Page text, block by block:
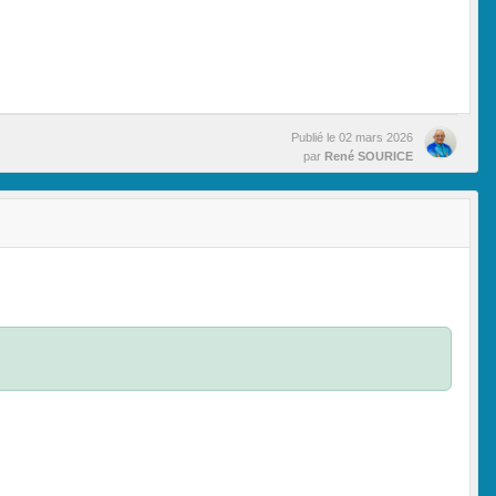
Publié le 02 mars 2026
par René SOURICE